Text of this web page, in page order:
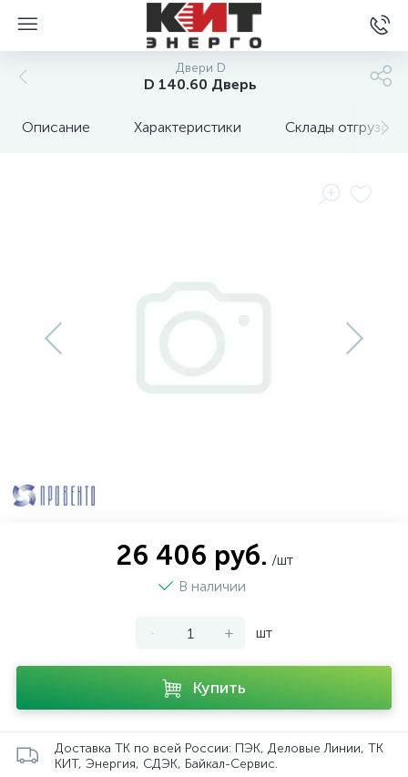
Двери D
D 140.60 Дверь
Описание Характеристики Склады отгрузок
26 406 руб. /шт
В наличии
- + шт
Купить
Доставка ТК по всей России: ПЭК, Деловые Линии, ТК
КИТ, Энергия, СДЭК, Байкал-Сервис.